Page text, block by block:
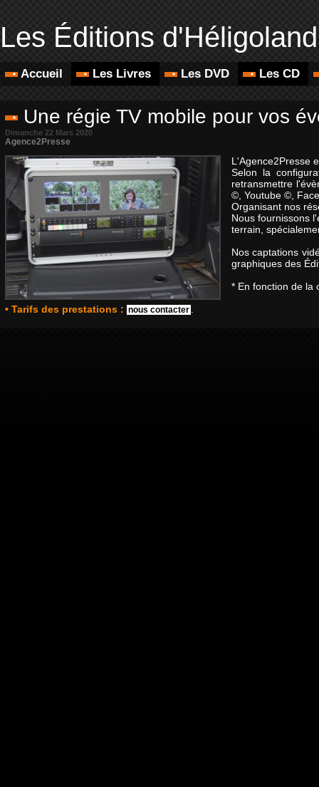
Les Éditions d'Héligoland
Accueil Les Livres Les DVD Les CD
Une régie TV mobile pour vos
Dimanche 22 Mars 2020
Agence2Presse
L'Agence2Presse
Selon la
retransmettre
©, Youtube ©,
Organisant nos
Nous fournissons
terrain,
Nos captations
graphiques des
* En fonction de la
• Tarifs des prestations : nous contacter